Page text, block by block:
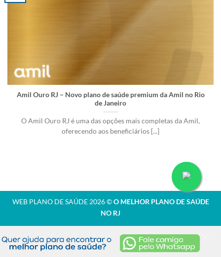
Amil Ouro RJ – Novo plano de saúde premium da Amil no Rio
de Janeiro
O Amil Ouro RJ é uma das opções mais completas da Amil,
oferecendo aos beneficiários [...]
WEB PLANO DE SAÚDE 2026 ©O MELHOR PLANO DE SAÚDE
NO RJ